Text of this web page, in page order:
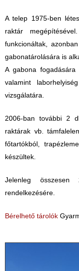
A telep 1975-ben
raktár
funkcionáltak,
gabonatárolására is
A gabona
valamint
vizsgálatára.
2006-ban további 2
raktárak vb.
főtartókból,
készültek.
Jelenleg
rendelkezésére.
Bérelhető tárolók